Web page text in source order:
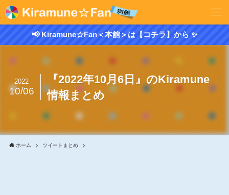
📢 Kiramune☆Fan＜本館＞は【コチラ】から ✨
『2022年10月6日』のKiramune
情報まとめ
2022
10/06
ホーム ツイートまとめ